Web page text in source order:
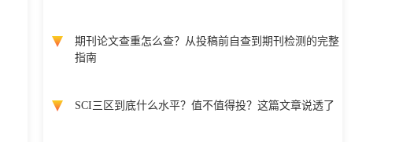
期刊论文查重怎么查？从投稿前自查到期刊检测的完整
指南
SCI三区到底什么水平？值不值得投？这篇文章说透了